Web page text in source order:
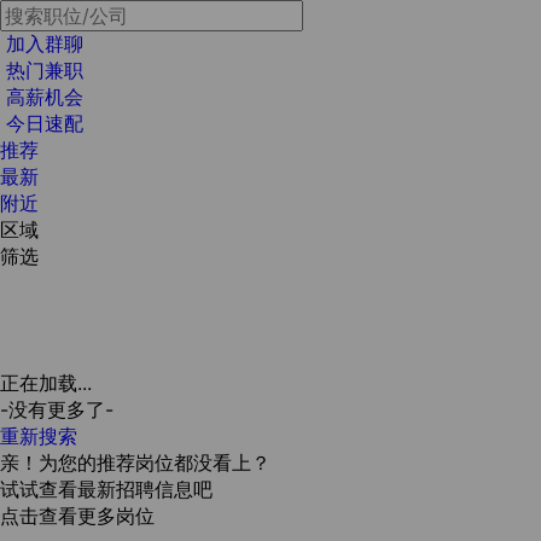
加入群聊
热门兼职
高薪机会
今日速配
推荐
最新
附近
区域
筛选
正在加载...
-没有更多了-
重新搜索
亲！为您的推荐岗位都没看上？
试试查看最新招聘信息吧
点击查看更多岗位